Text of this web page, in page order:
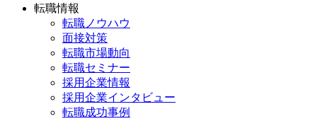
転職情報
転職ノウハウ
面接対策
転職市場動向
転職セミナー
採用企業情報
採用企業インタビュー
転職成功事例